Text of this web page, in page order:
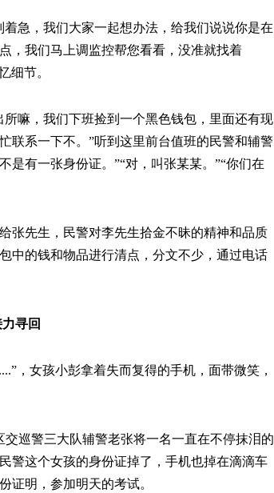
急，我们大家一起想办法，给我们说说你是在
，我们马上调监控帮您看看，没准就找着
细节。
嘛，我们下班捡到一个黑色钱包，里面还有现
联系一下不。”听到这里前台值班的民警和辅警
是有一张身份证。”“对，叫张某某。”“你们在
张先生，民警对李先生拾金不昧的精神和品质
中的钱和物品进行清点，分文不少，通过电话
寻回
，女孩小彭拿着失而复得的手机，面带微笑，
交巡警三大队辅警老张将一名一直在不停抹泪的
警这个女孩的身份证掉了，手机也掉在滴滴车
证明，参加明天的考试。